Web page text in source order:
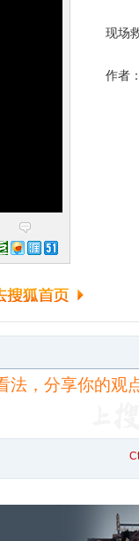
现场救
作者：